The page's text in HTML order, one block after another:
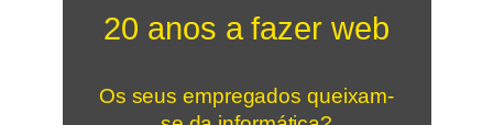
20 anos a fazer web
Os seus empregados queixam-